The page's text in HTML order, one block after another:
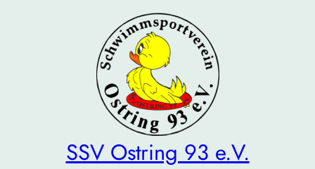
SSV Ostring 93 e.V.